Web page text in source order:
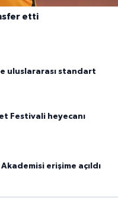
etti
uluslararası standart
Festivali heyecanı
erişime açıldı